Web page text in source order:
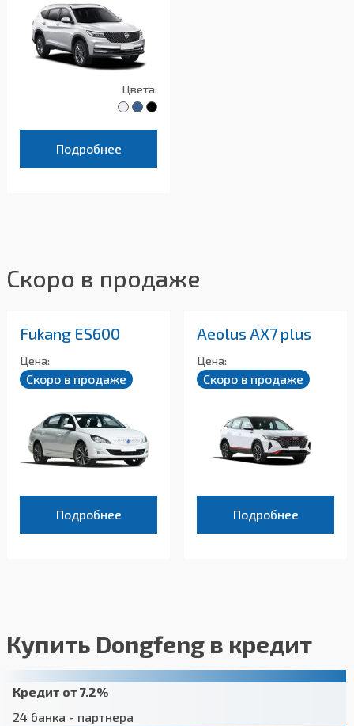
Цвета:
Подробнее
Скоро в продаже
Fukang ES600
Цена:
Скоро в продаже
Подробнее
Aeolus AX7 plus
Цена:
Скоро в продаже
Подробнее
Купить Dongfeng в кредит
Кредит от 7.2%
24 банка - партнера